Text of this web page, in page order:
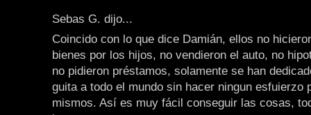
Sebas G. dijo...
Coincido con lo que dice Damián, ellos no
bienes por los hijos, no vendieron el auto, no
no pidieron préstamos, solamente se han
guita a todo el mundo sin hacer ningun esfuierzo
mismos. Así es muy fácil conseguir las cosas,